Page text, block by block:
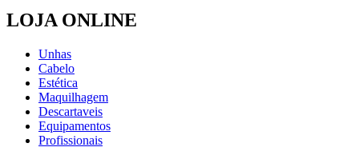
LOJA ONLINE
Unhas
Cabelo
Estética
Maquilhagem
Descartaveis
Equipamentos
Profissionais